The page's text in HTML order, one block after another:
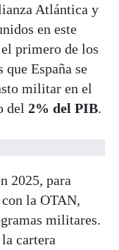
Atlántica y
en este
primero de los
España se
militar en el
del 2% del PIB.
2025, para
la OTAN,
militares.
cartera